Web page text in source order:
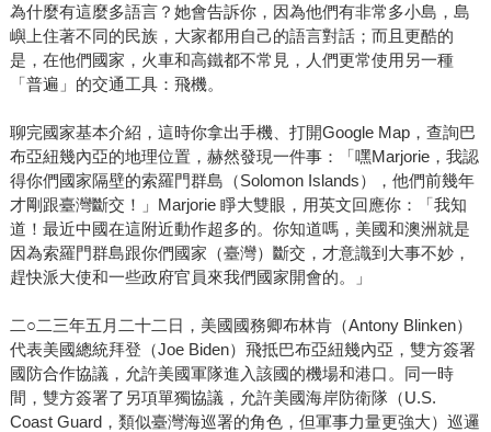
為什麼有這麼多語言？她會告訴你，因為他們有非常多小島，島
嶼上住著不同的民族，大家都用自己的語言對話；而且更酷的
是，在他們國家，火車和高鐵都不常見，人們更常使用另一種
「普遍」的交通工具：飛機。
聊完國家基本介紹，這時你拿出手機、打開Google Map，查詢巴
布亞紐幾內亞的地理位置，赫然發現一件事：「嘿Marjorie，我認
得你們國家隔壁的索羅門群島（Solomon Islands），他們前幾年
才剛跟臺灣斷交！」Marjorie 睜大雙眼，用英文回應你：「我知
道！最近中國在這附近動作超多的。你知道嗎，美國和澳洲就是
因為索羅門群島跟你們國家（臺灣）斷交，才意識到大事不妙，
趕快派大使和一些政府官員來我們國家開會的。」
二○二三年五月二十二日，美國國務卿布林肯（Antony Blinken）
代表美國總統拜登（Joe Biden）飛抵巴布亞紐幾內亞，雙方簽署
國防合作協議，允許美國軍隊進入該國的機場和港口。同一時
間，雙方簽署了另項單獨協議，允許美國海岸防衛隊（U.S.
Coast Guard，類似臺灣海巡署的角色，但軍事力量更強大）巡邏